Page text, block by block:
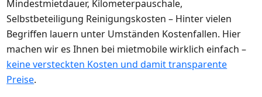
Mindestmietdauer, Kilometerpauschale,
Selbstbeteiligung Reinigungskosten – Hinter vielen
Begriffen lauern unter Umständen Kostenfallen. Hier
machen wir es Ihnen bei mietmobile wirklich einfach –
keine versteckten Kosten und damit transparente
Preise.